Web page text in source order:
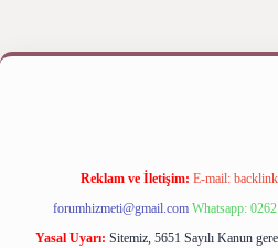
yapbetexper bahis
Reklam ve İletişim: E-mail:
forumhizmeti@gmail.com Whatsapp:
Yasal Uyarı: Sitemiz, 5651 Sayılı Kanun